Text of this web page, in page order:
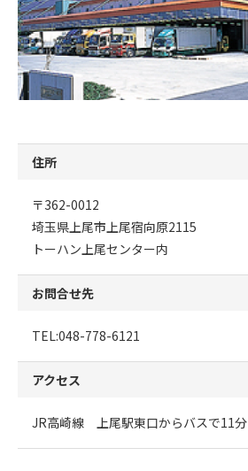
住所
〒362-0012
埼玉県上尾市上尾宿向原2115
トーハン上尾センター内
お問合せ先
TEL:048-778-6121
アクセス
JR高崎線 上尾駅東口からバスで11分